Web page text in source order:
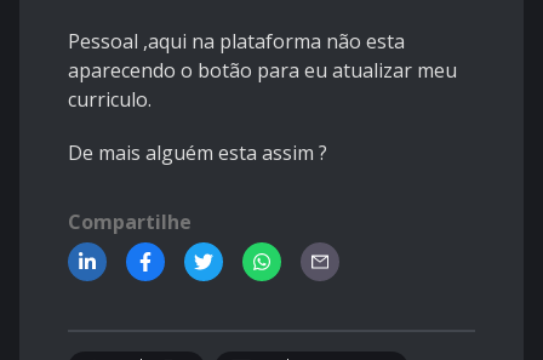
Pessoal ,aqui na plataforma não esta
aparecendo o botão para eu atualizar meu
curriculo.
De mais alguém esta assim ?
Compartilhe